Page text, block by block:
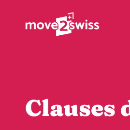
Clauses